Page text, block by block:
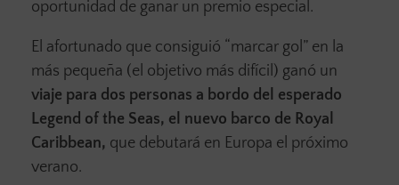
oportunidad de ganar un premio especial.
El afortunado que consiguió “marcar gol” en la
más pequeña (el objetivo más difícil) ganó un
viaje para dos personas a bordo del esperado
Legend of the Seas, el nuevo barco de Royal
Caribbean, que debutará en Europa el próximo
verano.